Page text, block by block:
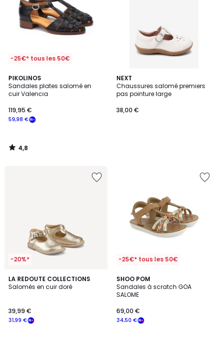
-25€* tous les 50€
PIKOLINOS
Sandales plates salomé en
cuir Valencia
59,98 €
119,95 €
4,8
/ 5
4,8
/
NEXT
Chaussures salomé premiers
pas pointure large
38,00 €
-20%*
LA REDOUTE COLLECTIONS
Salomés en cuir doré
31,99 €
39,99 €
-25€* tous les 50€
SHOO POM
Sandales à scratch GOA
SALOME
34,50 €
69,00 €